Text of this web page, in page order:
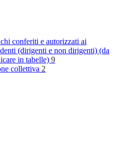
conferiti e autorizzati ai
(dirigenti e non dirigenti) (da
in tabelle) 9
collettiva 2